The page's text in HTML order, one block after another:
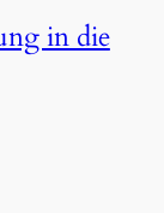
in die